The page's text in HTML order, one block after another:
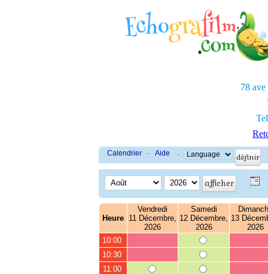
78 ave
Calendrier · Aide ·
Heure
Vendredi
11 Décembre,
2026
Samedi
12 Décembre,
2026
13
2026
10:00
10:30
11:00